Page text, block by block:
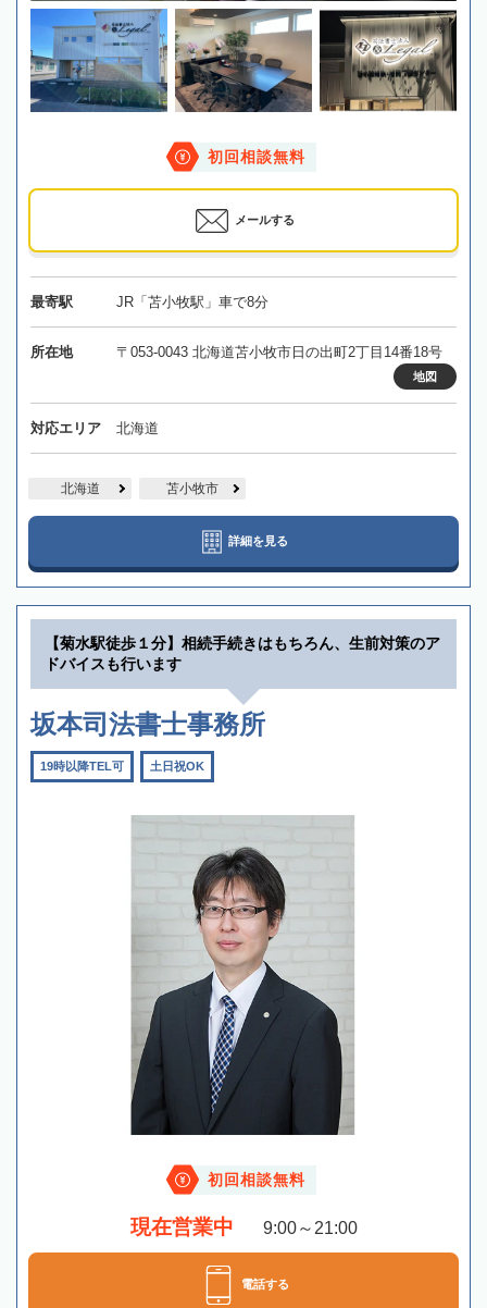
初回相談無料
メールする
最寄駅 JR「苫小牧駅」車で8分
所在地 〒053-0043 北海道苫小牧市日の出町2丁目14番18号
地図
対応エリア 北海道
北海道 苫小牧市
詳細を見る
【菊水駅徒歩１分】相続手続きはもちろん、生前対策のア
ドバイスも行います
坂本司法書士事務所
19時以降TEL可 土日祝OK
初回相談無料
現在営業中 9:00～21:00
電話する